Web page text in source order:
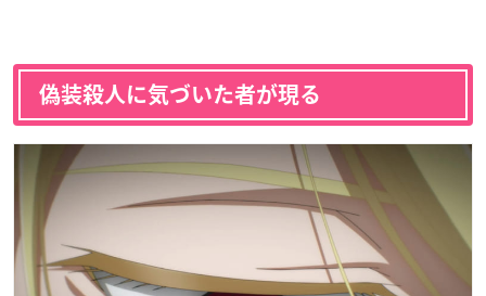
偽装殺人に気づいた者が現る